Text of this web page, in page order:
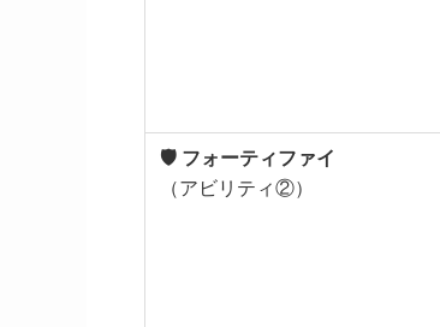
🛡️ フォーティファイ
（アビリティ②）